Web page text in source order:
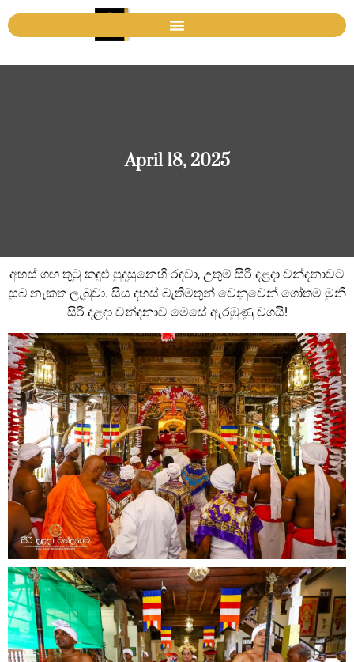
April 18, 2025
අහස් ගඟ තුටු කඳුළු පුදසුනෙහි රඳවා, උතුම් සිරි දළදා වන්දනාවට
සුබ නැකත ලැබුවා. සිය දහස් බැතිමතුන් වෙනුවෙන් ගෝතම මුනි
සිරි දළදා වන්දනාව මෙසේ ඇරඹුණු වගයි!